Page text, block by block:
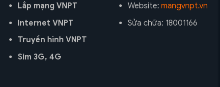
Lắp mạng VNPT
Internet VNPT
Truyền hình VNPT
Sim 3G, 4G
Website: mangvnpt.vn
Sửa chữa: 18001166